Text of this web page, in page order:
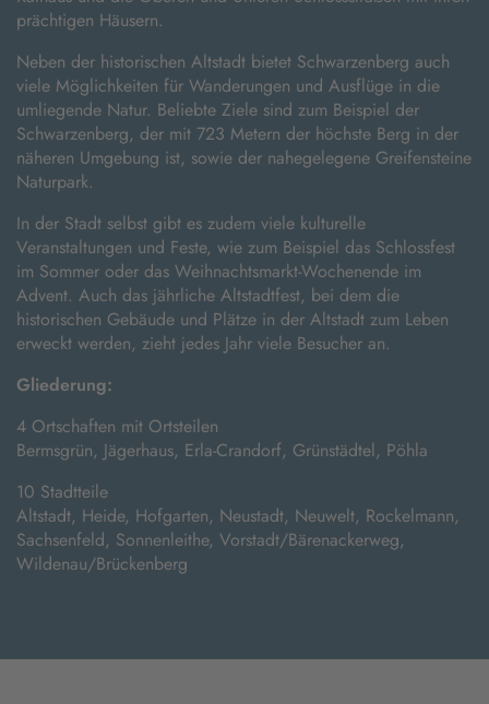
prächtigen Häusern.
Neben der historischen Altstadt bietet Schwarzenberg auch
viele Möglichkeiten für Wanderungen und Ausflüge in die
umliegende Natur. Beliebte Ziele sind zum Beispiel der
Schwarzenberg, der mit 723 Metern der höchste Berg in der
näheren Umgebung ist, sowie der nahegelegene Greifensteine
Naturpark.
In der Stadt selbst gibt es zudem viele kulturelle
Veranstaltungen und Feste, wie zum Beispiel das Schlossfest
im Sommer oder das Weihnachtsmarkt-Wochenende im
Advent. Auch das jährliche Altstadtfest, bei dem die
historischen Gebäude und Plätze in der Altstadt zum Leben
erweckt werden, zieht jedes Jahr viele Besucher an.
Gliederung:
4 Ortschaften mit Ortsteilen
Bermsgrün, Jägerhaus, Erla-Crandorf, Grünstädtel, Pöhla
10 Stadtteile
Altstadt, Heide, Hofgarten, Neustadt, Neuwelt, Rockelmann,
Sachsenfeld, Sonnenleithe, Vorstadt/Bärenackerweg,
Wildenau/Brückenberg